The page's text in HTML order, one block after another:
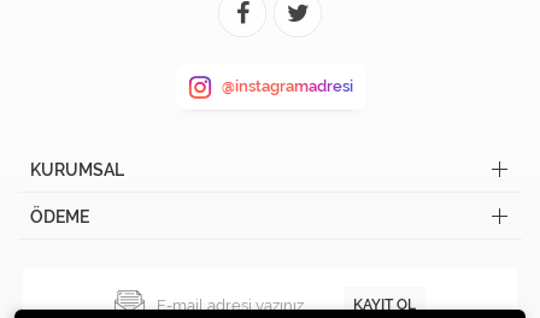
@instagramadresi
KURUMSAL
ÖDEME
KAYIT OL